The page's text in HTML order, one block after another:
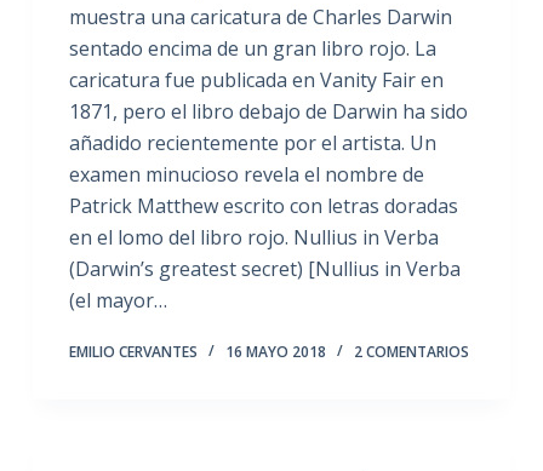
muestra una caricatura de Charles Darwin
sentado encima de un gran libro rojo. La
caricatura fue publicada en Vanity Fair en
1871, pero el libro debajo de Darwin ha sido
añadido recientemente por el artista. Un
examen minucioso revela el nombre de
Patrick Matthew escrito con letras doradas
en el lomo del libro rojo. Nullius in Verba
(Darwin’s greatest secret) [Nullius in Verba
(el mayor…
EMILIO CERVANTES 16 MAYO 2018 2 COMENTARIOS